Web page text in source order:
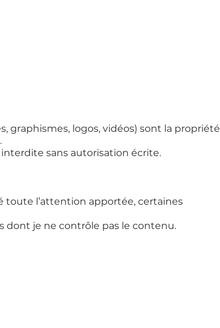
graphismes, logos, vidéos) sont la propriété
sans autorisation écrite.
toute l’attention apportée, certaines
dont je ne contrôle pas le contenu.